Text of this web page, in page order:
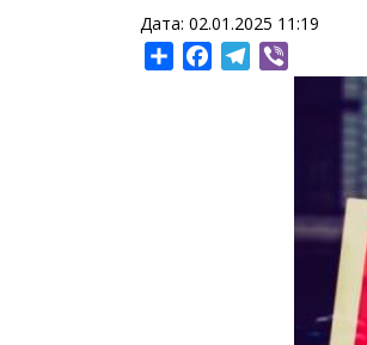
Дата: 02.01.2025 11:19
ShareFacebookTelegram